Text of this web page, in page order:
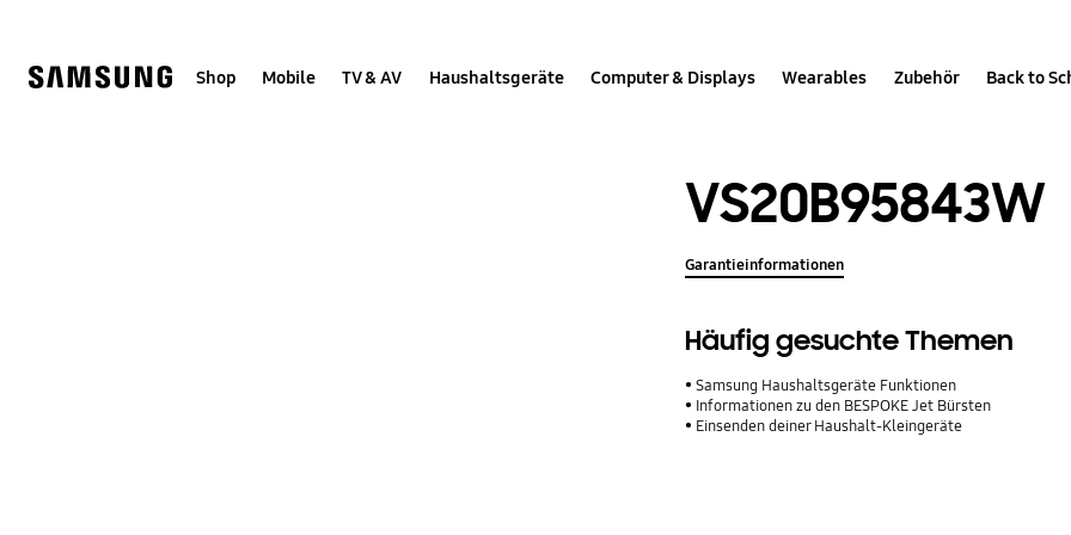
help
Shop Mobile TV & AV Haushaltsgeräte Computer & Displays Wearables Zubehör Back to
VS20B95843W
Garantieinformationen
Häufig gesuchte Themen
Samsung Haushaltsgeräte Funktionen
Informationen zu den BESPOKE Jet Bürsten
Einsenden deiner Haushalt-Kleingeräte